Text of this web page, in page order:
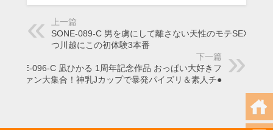
上一篇
SONE-089-C 男を虜にして離さない天性のモテSEXを持
つ川越にこの初体験3本番
下一篇
SONE-096-C 凪ひかる 1周年記念作品 おっぱい大好きフ
ァン大集合！神乳Jカップで暴発パイズリ＆素人チ●